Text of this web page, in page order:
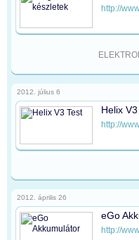
http://
2012. július 6
Helix
http://
2012. április 26
eGo
http://